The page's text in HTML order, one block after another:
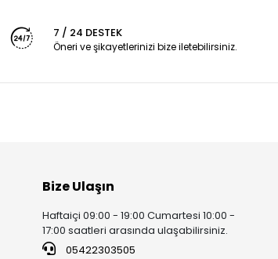
7 / 24 DESTEK
Öneri ve şikayetlerinizi bize iletebilirsiniz.
Bize Ulaşın
Haftaiçi 09:00 - 19:00 Cumartesi 10:00 -
17:00 saatleri arasında ulaşabilirsiniz.
05422303505